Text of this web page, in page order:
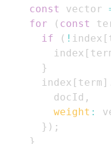
const
vector
for
( const
if
( ! index [
        index
[
}
      index
[ term ]
        docId
,
weight :
} ) ;
}